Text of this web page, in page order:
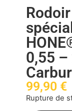
0,55 –
99,90 €
Rupture de